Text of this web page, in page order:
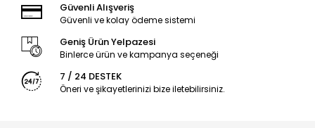
Güvenli Alışveriş
Güvenli ve kolay ödeme sistemi
Geniş Ürün Yelpazesi
Binlerce ürün ve kampanya seçeneği
7 / 24 DESTEK
Öneri ve şikayetlerinizi bize iletebilirsiniz.